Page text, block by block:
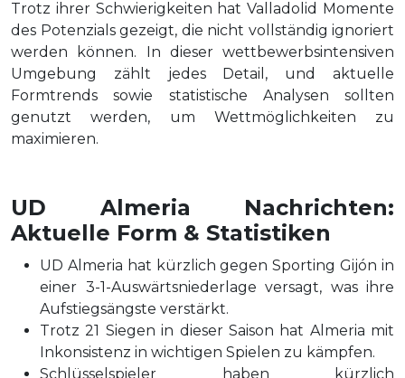
Trotz ihrer Schwierigkeiten hat Valladolid Momente
des Potenzials gezeigt, die nicht vollständig ignoriert
werden können. In dieser wettbewerbsintensiven
Umgebung zählt jedes Detail, und aktuelle
Formtrends sowie statistische Analysen sollten
genutzt werden, um Wettmöglichkeiten zu
maximieren.
UD Almeria Nachrichten:
Aktuelle Form & Statistiken
UD Almeria hat kürzlich gegen Sporting Gijón in
einer 3-1-Auswärtsniederlage versagt, was ihre
Aufstiegsängste verstärkt.
Trotz 21 Siegen in dieser Saison hat Almeria mit
Inkonsistenz in wichtigen Spielen zu kämpfen.
Schlüsselspieler haben kürzlich